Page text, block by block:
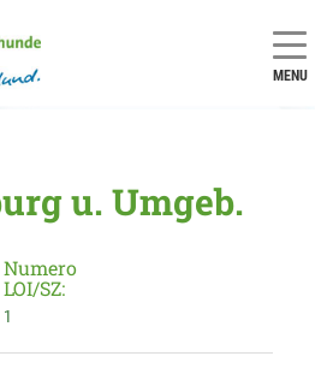
MENU
u. Umgeb.
Numero
LOI/SZ:
1